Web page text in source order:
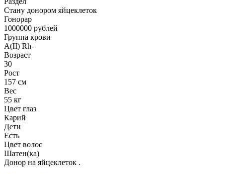
Стану донором яйцеклеток
Гонoрар
1000000 рублей
Группа крови
A(II) Rh-
Возраст
30
Рост
157 см
Вес
55 кг
Цвет глаз
Карий
Дети
Есть
Цвет волос
Шатен(ка)
Донор на яйцеклеток .